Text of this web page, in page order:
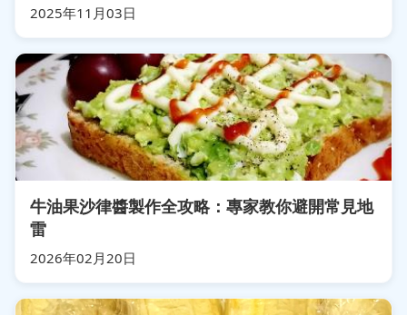
2025年11月03日
牛油果沙律醬製作全攻略：專家教你避開常見地
雷
2026年02月20日